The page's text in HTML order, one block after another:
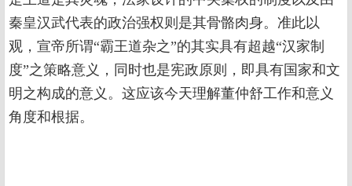
秦皇汉武代表的政治强权则是其骨骼肉身。准此以
观，宣帝所谓“霸王道杂之”的其实具有超越“汉家制
度”之策略意义，同时也是宪政原则，即具有国家和文
明之构成的意义。这应该今天理解董仲舒工作和意义
角度和根据。